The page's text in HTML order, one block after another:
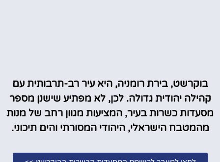
בוקרשט, בירת רומניה, היא עיר רב-תרבותית עם
קהילה יהודית גדולה. לכן, לא מפתיע שישנן מספר
מסעדות כשרות בעיר, המציעות מגוון רחב של מנות
מהמטבח הישראלי, היהודי המסורתי והים תיכוני.